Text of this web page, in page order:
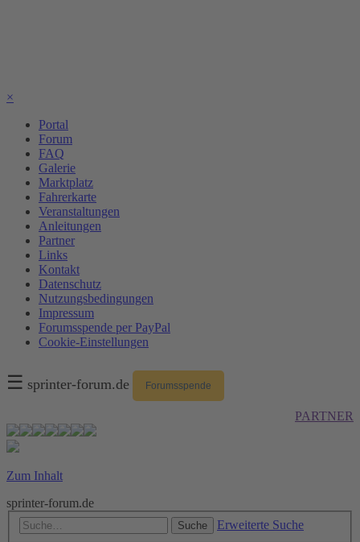
×
Portal
Forum
FAQ
Galerie
Marktplatz
Fahrerkarte
Veranstaltungen
Anleitungen
Partner
Links
Kontakt
Datenschutz
Nutzungsbedingungen
Impressum
Forumsspende per PayPal
Cookie-Einstellungen
☰ sprinter-forum.de Forumsspende
PARTNER
Zum Inhalt
sprinter-forum.de
Suche Erweiterte Suche